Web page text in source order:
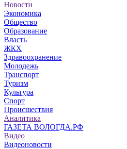
Новости
Экономика
Общество
Образование
Власть
ЖКХ
Здравоохранение
Молодежь
Транспорт
Туризм
Культура
Спорт
Происшествия
Аналитика
ГАЗЕТА ВОЛОГДА.РФ
Видео
Видеоновости